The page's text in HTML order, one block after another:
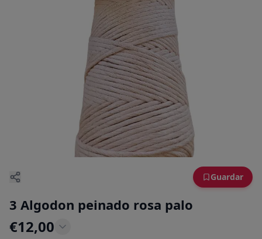
Guardar
3 Algodon peinado rosa palo
€12,00